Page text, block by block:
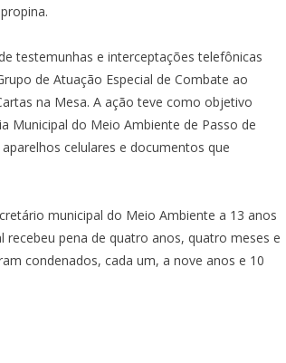
testemunhas e interceptações telefônicas
de Atuação Especial de Combate ao
na Mesa. A ação teve como objetivo
Municipal do Meio Ambiente de Passo de
celulares e documentos que
municipal do Meio Ambiente a 13 anos
pena de quatro anos, quatro meses e
condenados, cada um, a nove anos e 10